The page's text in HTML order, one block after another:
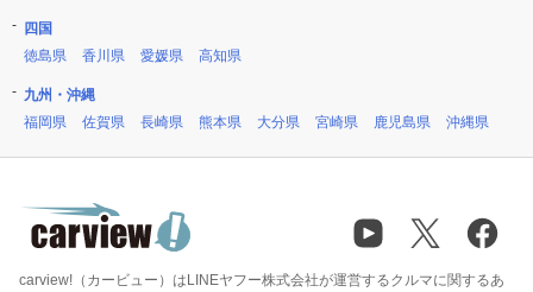
四国
徳島県
香川県 愛媛県 高知県
九州・沖縄
福岡県
佐賀県 長崎県 熊本県 大分県 宮崎県 鹿児島県 沖縄県
carview!（カービュー）はLINEヤフー株式会社が運営するクルマに関するあ